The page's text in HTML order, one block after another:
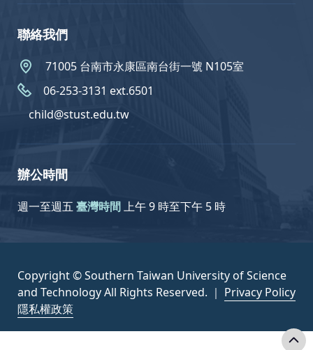
聯絡我們
71005 台南市永康區南台街一號 N105室
06-253-3131 ext.6501
child@stust.edu.tw
辦公時間
週一至週五 臺灣時間上午 9 時至下午 5 時
Copyright © Southern Taiwan University of Science
and Technology All Rights Reserved. ｜ Privacy Policy
隱私權政策